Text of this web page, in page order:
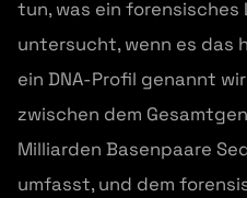
tun, was ein
untersucht, wenn es das
ein DNA-Profil genannt
zwischen dem
Milliarden Basenpaare
umfasst, und dem